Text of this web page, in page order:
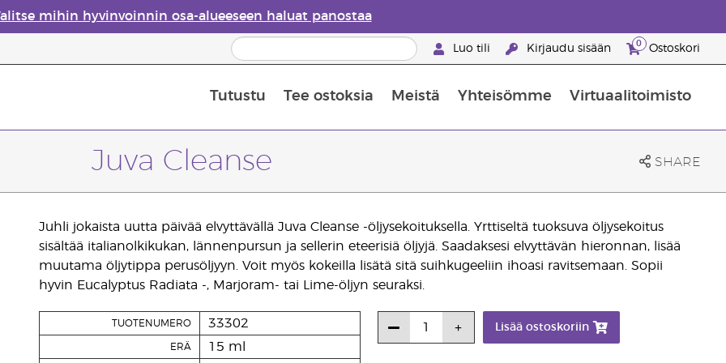
mihin hyvinvoinnin osa-alueeseen haluat panostaa
Luo tili Kirjaudu sisään 0 Ostoskori
Tutustu Tee ostoksia Meistä Yhteisömme Virtuaalitoimisto
Juva Cleanse SHARE
Juhli jokaista uutta päivää elvyttävällä Juva Cleanse -öljysekoituksella. Yrttiseltä tuoksuva öljysekoitus
sisältää italianolkikukan, lännenpursun ja sellerin eteerisiä öljyjä. Saadaksesi elvyttävän hieronnan, lisää
muutama öljytippa perusöljyyn. Voit myös kokeilla lisätä sitä suihkugeeliin ihoasi ravitsemaan. Sopii
hyvin Eucalyptus Radiata -, Marjoram- tai Lime-öljyn seuraksi.
TUOTENUMERO 33302
ERÄ 15 ml
Lisää ostoskoriin